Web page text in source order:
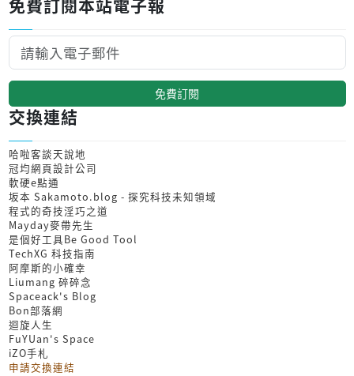
免費訂閱本站電子報
免費訂閱
交換連結
哈啦客談天說地
冠均網頁設計公司
軟硬e點通
坂本 Sakamoto.blog - 探究科技未知領域
程式的奇技淫巧之道
Mayday麥帶先生
是個好工具Be Good Tool
TechXG 科技指南
阿摩斯的小確幸
Liumang 碎碎念
Spaceack's Blog
Bon部落網
迴旋人生
FuYUan's Space
iZO手札
申請交換連結